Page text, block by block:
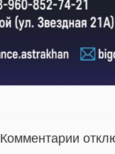
Комментарии